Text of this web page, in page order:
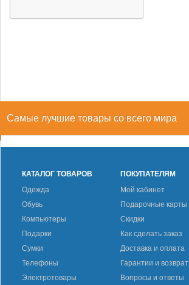
Самые лучшие товары со всего мира
КАТАЛОГ ТОВАРОВ
Одежда
Обувь
Компьютеры
Подарки
Сумки
Телефоны
Электротовары
ПОКУПАТЕЛЯМ
Мой кабинет
Подарочные карты
Скидки
Как сделать заказ
Доставка и оплата
Гарантии и возврат
Вопросы и ответы